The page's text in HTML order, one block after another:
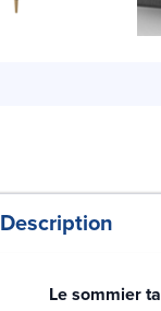
Description
Le sommier